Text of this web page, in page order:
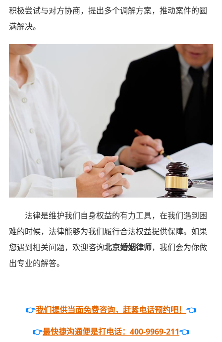
积极尝试与对方协商，提出多个调解方案，推动案件的圆
满解决。
法律是维护我们自身权益的有力工具，在我们遇到困
难的时候，法律能够为我们履行合法权益提供保障。如果
您遇到相关问题，欢迎咨询北京婚姻律师，我们会为你做
出专业的解答。
👉我们提供当面免费咨询，赶紧电话预约吧！ 👈
👉最快捷沟通便是打电话：400-9969-211👈